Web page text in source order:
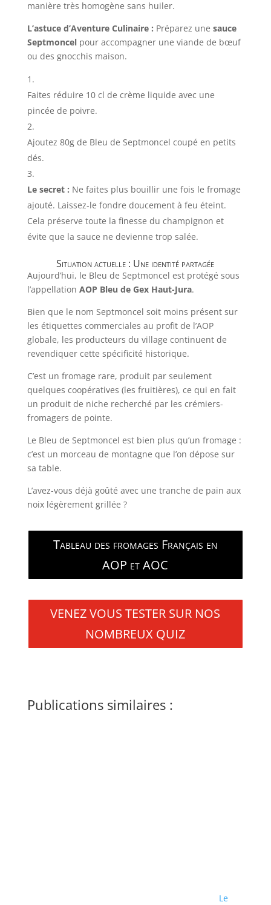
manière très homogène sans huiler.
L’astuce d’Aventure Culinaire : Préparez une sauce
Septmoncelpour accompagner une viande de bœuf
ou des gnocchis maison.
Faites réduire 10 cl de crème liquide avec une
pincée de poivre.
Ajoutez 80g de Bleu de Septmoncel coupé en petits
dés.
Le secret : Ne faites plus bouillir une fois le fromage
ajouté. Laissez-le fondre doucement à feu éteint.
Cela préserve toute la finesse du champignon et
évite que la sauce ne devienne trop salée.
Situation actuelle : Une identité partagée
Aujourd’hui, le Bleu de Septmoncel est protégé sous
l’appellation AOP Bleu de Gex Haut-Jura.
Bien que le nom Septmoncel soit moins présent sur
les étiquettes commerciales au profit de l’AOP
globale, les producteurs du village continuent de
revendiquer cette spécificité historique.
C’est un fromage rare, produit par seulement
quelques coopératives (les fruitières), ce qui en fait
un produit de niche recherché par les crémiers-
fromagers de pointe.
Le Bleu de Septmoncel est bien plus qu’un fromage :
c’est un morceau de montagne que l’on dépose sur
sa table.
L’avez-vous déjà goûté avec une tranche de pain aux
noix légèrement grillée ?
Tableau des fromages Français en
AOP et AOC
VENEZ VOUS TESTER SUR NOS
NOMBREUX QUIZ
Publications similaires :
Le